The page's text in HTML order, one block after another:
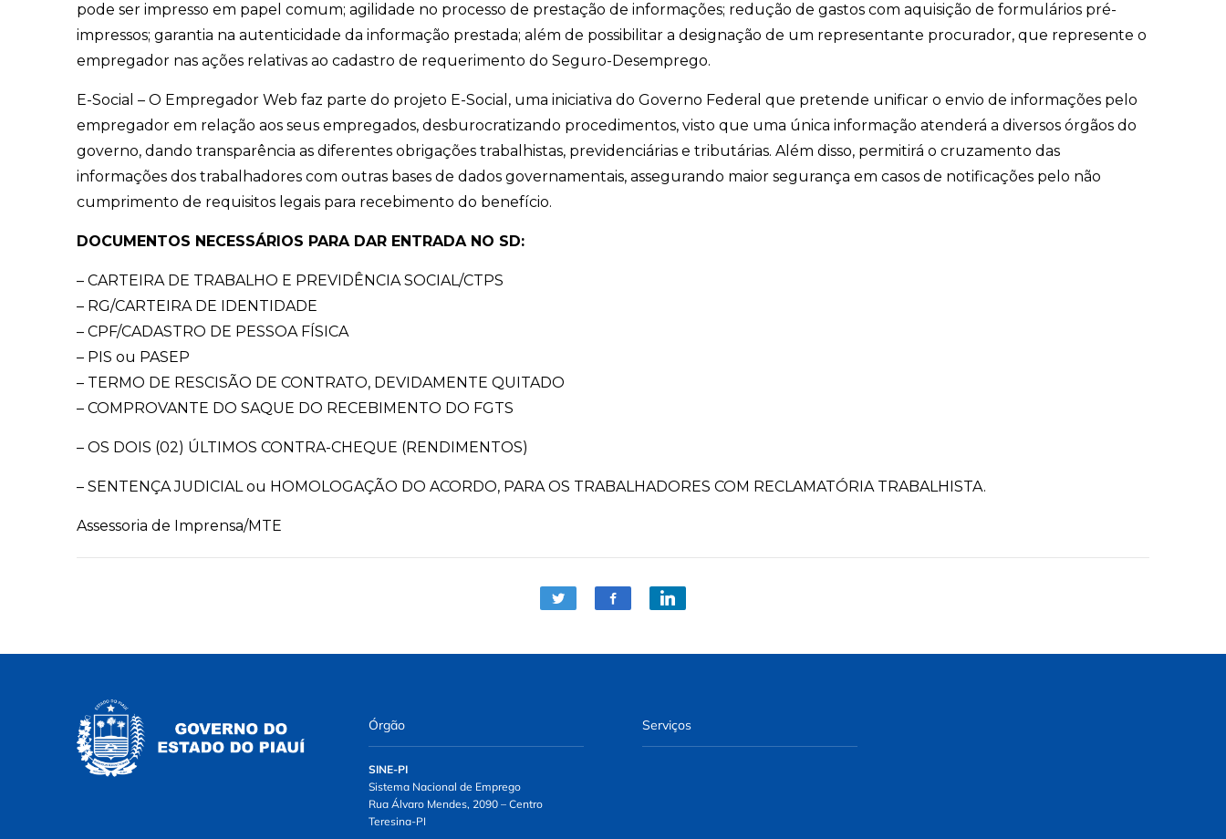
pode ser impresso em papel comum; agilidade no processo de prestação de informações; redução de gastos com aquisição de formulários pré-
impressos; garantia na autenticidade da informação prestada; além de possibilitar a designação de um representante procurador, que represente o
empregador nas ações relativas ao cadastro de requerimento do Seguro-Desemprego.
E-Social – O Empregador Web faz parte do projeto E-Social, uma iniciativa do Governo Federal que pretende unificar o envio de informações pelo
empregador em relação aos seus empregados, desburocratizando procedimentos, visto que uma única informação atenderá a diversos órgãos do
governo, dando transparência as diferentes obrigações trabalhistas, previdenciárias e tributárias. Além disso, permitirá o cruzamento das
informações dos trabalhadores com outras bases de dados governamentais, assegurando maior segurança em casos de notificações pelo não
cumprimento de requisitos legais para recebimento do benefício.
DOCUMENTOS NECESSÁRIOS PARA DAR ENTRADA NO SD:
– CARTEIRA DE TRABALHO E PREVIDÊNCIA SOCIAL/CTPS
– RG/CARTEIRA DE IDENTIDADE
– CPF/CADASTRO DE PESSOA FÍSICA
– PIS ou PASEP
– TERMO DE RESCISÃO DE CONTRATO, DEVIDAMENTE QUITADO
– COMPROVANTE DO SAQUE DO RECEBIMENTO DO FGTS
– OS DOIS (02) ÚLTIMOS CONTRA-CHEQUE (RENDIMENTOS)
– SENTENÇA JUDICIAL ou HOMOLOGAÇÃO DO ACORDO, PARA OS TRABALHADORES COM RECLAMATÓRIA TRABALHISTA.
Assessoria de Imprensa/MTE
Órgão
SINE-PI
Sistema Nacional de Emprego
Rua Álvaro Mendes, 2090 – Centro
Teresina-PI
Serviços